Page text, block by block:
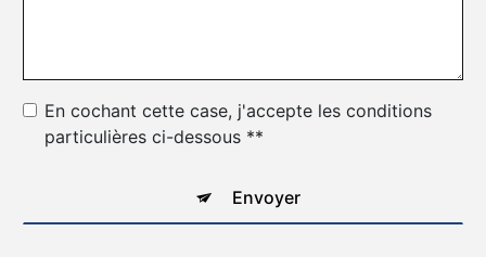
En cochant cette case, j'accepte les conditions
particulières ci-dessous **
Envoyer